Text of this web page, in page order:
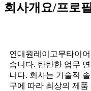
회사개요/프로필
연대원레이고무타이
습니다. 탄탄한 업무
니다. 회사는 기술적
구에 따라 최상의 제